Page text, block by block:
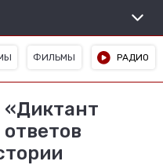
ФИЛЬМЫ РАДИО
«Диктант